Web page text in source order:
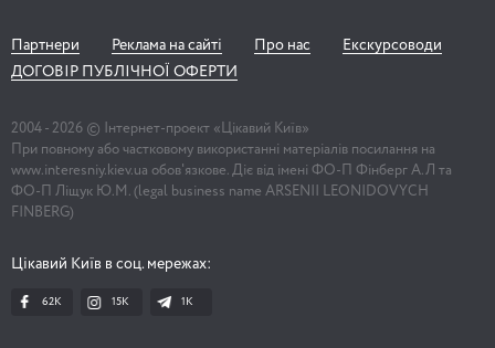
Партнери Реклама на сайті Про нас
Екскурсоводи
ДОГОВІР ПУБЛІЧНОЇ ОФЕРТИ
2004 - 2026 © Інтернет-проект «Цікавий Київ»
При повному або частковому використанні матеріалів посилання на
www.interesniy.kiev.ua обов'язкове. Діє від імені ФО-П Фінберг А.Л та
ФО-П Ліщук Ю.М. (legal business name ARSENII LEONIDOVYCH
FINBERG)
Цікавий Київ в соц. мережах:
62K 15K 1К